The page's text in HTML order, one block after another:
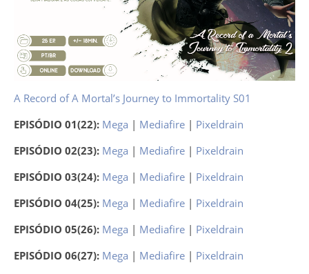
A Record of A Mortal’s Journey to Immortality S01
EPISÓDIO 01(22): Mega | Mediafire | Pixeldrain
EPISÓDIO 02(23): Mega | Mediafire | Pixeldrain
EPISÓDIO 03(24): Mega | Mediafire | Pixeldrain
EPISÓDIO 04(25): Mega | Mediafire | Pixeldrain
EPISÓDIO 05(26): Mega | Mediafire | Pixeldrain
EPISÓDIO 06(27): Mega | Mediafire | Pixeldrain